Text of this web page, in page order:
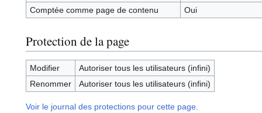
Comptée comme page de contenu
Oui
Protection de la page
Modifier
Autoriser tous les utilisateurs (infini)
Renommer
Autoriser tous les utilisateurs (infini)
Voir le journal des protections pour cette page.